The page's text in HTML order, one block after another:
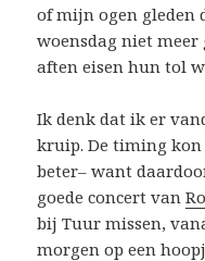
of mijn ogen gleden
woensdag niet meer
aften eisen hun tol
Ik denk dat ik er
kruip. De timing
beter– want
goede concert van
bij Tuur missen,
morgen op een